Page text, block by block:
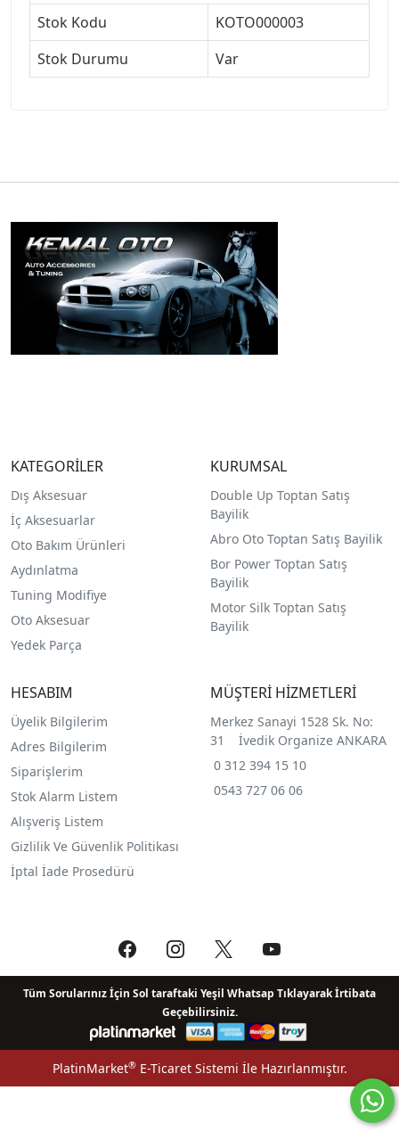
Stok Kodu
KOTO000003
Stok Durumu
Var
KATEGORİLER
Dış Aksesuar
İç Aksesuarlar
Oto Bakım Ürünleri
Aydınlatma
Tuning Modifiye
Oto Aksesuar
Yedek Parça
KURUMSAL
Double Up Toptan Satış
Bayilik
Abro Oto Toptan Satış Bayilik
Bor Power Toptan Satış
Bayilik
Motor Silk Toptan Satış
Bayilik
HESABIM
Üyelik Bilgilerim
Adres Bilgilerim
Siparişlerim
Stok Alarm Listem
Alışveriş Listem
Gizlilik Ve Güvenlik Politikası
İptal İade Prosedürü
MÜŞTERİ HİZMETLERİ
Merkez Sanayi 1528 Sk. No:
31 İvedik Organize ANKARA
0 312 394 15 10
0543 727 06 06
Tüm Sorularınız İçin Sol taraftaki Yeşil Whatsap Tıklayarak İrtibata
Geçebilirsiniz.
PlatinMarket®E-Ticaret Sistemi İle Hazırlanmıştır.